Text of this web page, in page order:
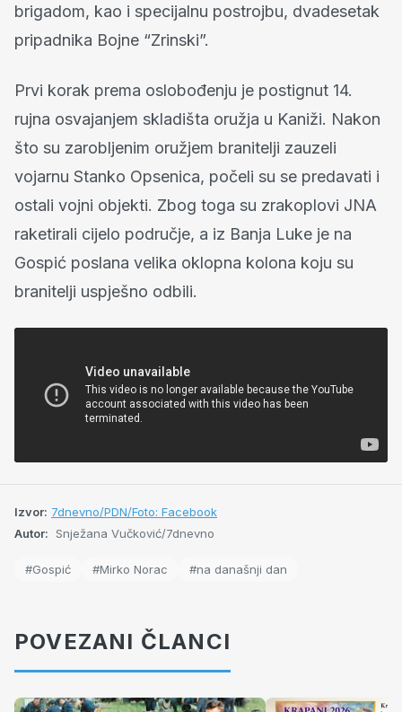
brigadom, kao i specijalnu postrojbu, dvadesetak
pripadnika Bojne “Zrinski”.
Prvi korak prema oslobođenju je postignut 14.
rujna osvajanjem skladišta oružja u Kaniži. Nakon
što su zarobljenim oružjem branitelji zauzeli
vojarnu Stanko Opsenica, počeli su se predavati i
ostali vojni objekti. Zbog toga su zrakoplovi JNA
raketirali cijelo područje, a iz Banja Luke je na
Gospić poslana velika oklopna kolona koju su
branitelji uspješno odbili.
Izvor: 7dnevno/PDN/Foto: Facebook
Autor: Snježana Vučković/7dnevno
#Gospić #Mirko Norac #na današnji dan
POVEZANI ČLANCI